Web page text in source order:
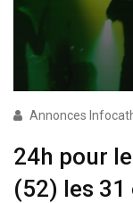
Annonces
24h pour
(52) les